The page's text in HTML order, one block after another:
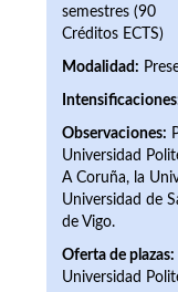
semestres (90
Créditos ECTS)
Modalidad:
Observaciones:
Universidad
A Coruña, la
Universidad de
de Vigo.
Oferta de plazas:
Universidad